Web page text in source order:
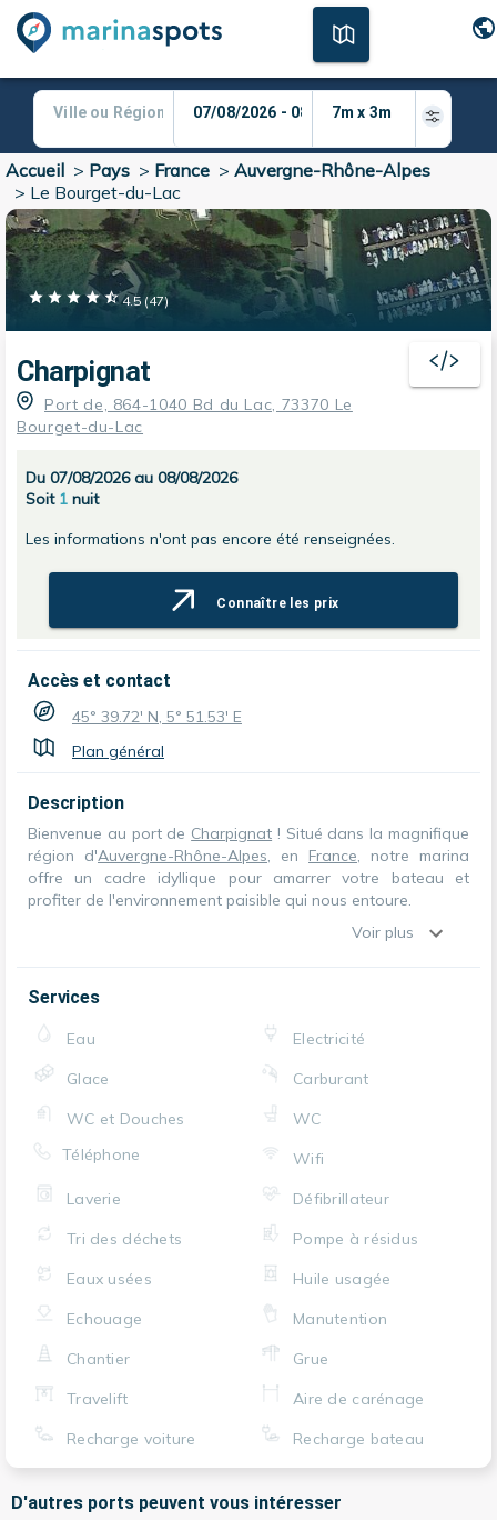
Accueil > Pays > France > Auvergne-Rhône-Alpes
> Le Bourget-du-Lac
4.5 (47)
Charpignat
Port de, 864-1040 Bd du Lac, 73370 Le
Bourget-du-Lac
Du 07/08/2026 au 08/08/2026
Soit 1 nuit
Les informations n'ont pas encore été renseignées.
Connaître les prix
Accès et contact
45° 39.72' N, 5° 51.53' E
Plan général
Description
Bienvenue au port de Charpignat ! Situé dans la magnifique
région d'Auvergne-Rhône-Alpes, en France, notre marina
offre un cadre idyllique pour amarrer votre bateau et
profiter de l'environnement paisible qui nous entoure.
Voir plus
Services
Eau
Electricité
Glace
Carburant
WC et Douches
WC
Téléphone
Wifi
Laverie
Défibrillateur
Tri des déchets
Pompe à résidus
Eaux usées
Huile usagée
Echouage
Manutention
Chantier
Grue
Travelift
Aire de carénage
Recharge voiture
Recharge bateau
D'autres ports peuvent vous intéresser